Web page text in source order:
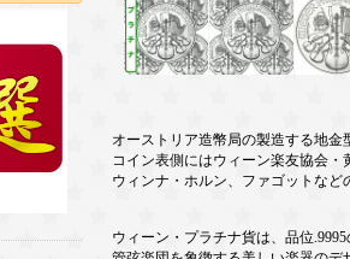
オーストリア造幣局の製造する地金
コイン表側にはウィーン楽友協会
ウィンナ・ホルン、ファゴットなど
ウィーン・プラチナ貨は、品位